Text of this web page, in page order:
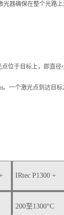
器确保在整个光路上
位于目标上，即直径
。一个激光点到达目
IRtec P1300 +
200至1300°C